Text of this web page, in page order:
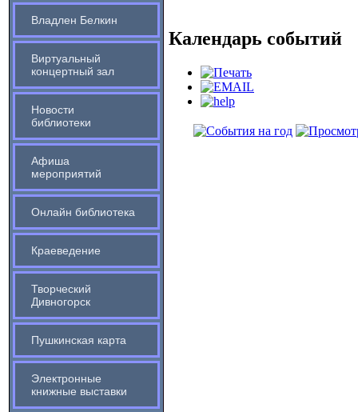
Владлен Белкин
Виртуальный
концертный зал
Новости
библиотеки
Афиша
мероприятий
Онлайн библиотека
Краеведение
Творческий
Дивногорск
Пушкинская карта
Электронные
книжные выставки
Календарь событий